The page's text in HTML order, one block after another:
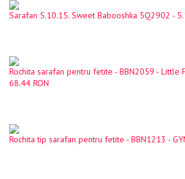
Sarafan 5.10.15. Sweet Babooshka 5Q2902 -
Rochita sarafan pentru fetite - BBN2059 - Little
68.44 RON
Rochita tip sarafan pentru fetite - BBN1213 -